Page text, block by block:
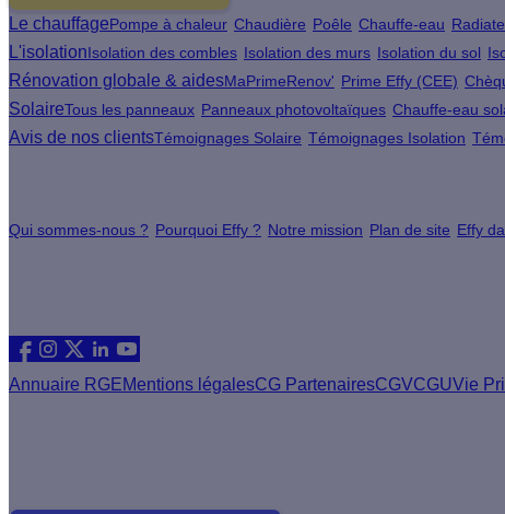
Le chauffagePompe à chaleur Chaudière Poêle Chauffe-eau
L'isolationIsolation des combles Isolation des murs Isolation du sol
Rénovation globale & aidesMaPrimeRenov' Prime Effy (CEE)
SolaireTous les panneaux Panneaux photovoltaïques Chauffe-eau
Avis de nos clientsTémoignages Solaire Témoignages Isolation
Qui sommes-nous ? Pourquoi Effy ? Notre mission Plan de site Effy
Annuaire RGEMentions légalesCG PartenairesCGVCGUVie